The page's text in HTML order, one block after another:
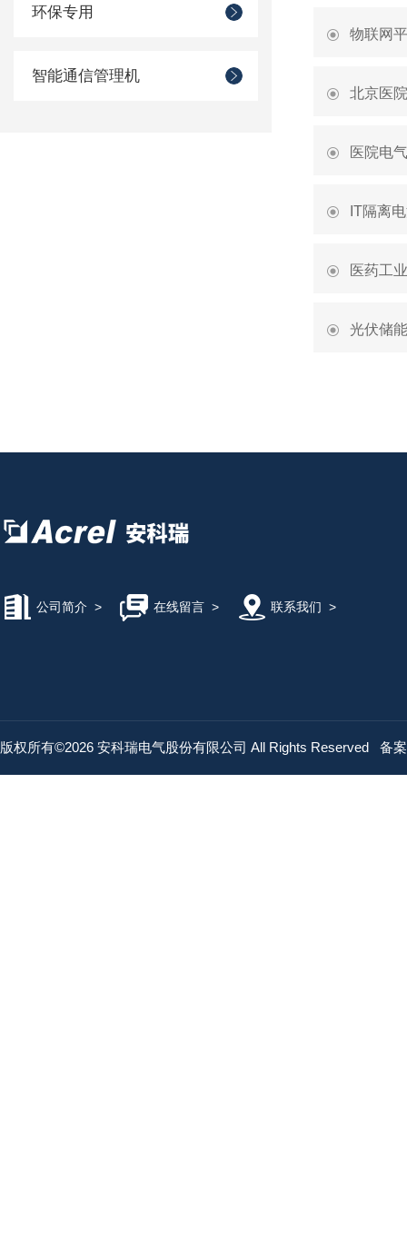
环保专用
智能通信管理机
物联网
北京医
医院电
IT隔离
医药工
光伏储
公司简介 > 在线留言> 联系我们 >
版权所有©2026 安科瑞电气股份有限公司 All Rights Reserved 备